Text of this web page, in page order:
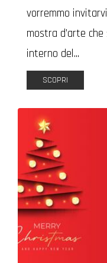
vorremmo
mostra d’arte
interno del...
SCOPRI